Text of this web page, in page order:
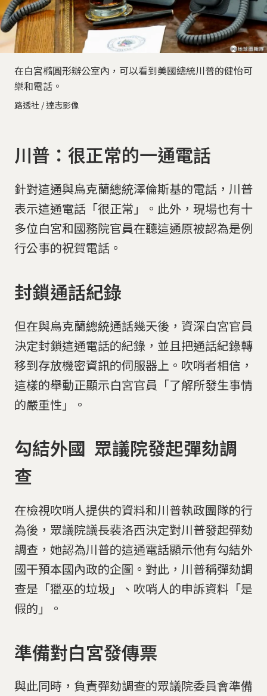
在白宮橢圓形辦公室內，可以看到美國總統川普的健怡可
樂和電話。
路透社 / 達志影像
川普：很正常的一通電話
針對這通與烏克蘭總統澤倫斯基的電話，川普
表示這通電話「很正常」。此外，現場也有十
多位白宮和國務院官員在聽這通原被認為是例
行公事的祝賀電話。
封鎖通話紀錄
但在與烏克蘭總統通話幾天後，資深白宮官員
決定封鎖這通電話的紀錄，並且把通話紀錄轉
移到存放機密資訊的伺服器上。吹哨者相信，
這樣的舉動正顯示白宮官員「了解所發生事情
的嚴重性」。
勾結外國 眾議院發起彈劾調
查
在檢視吹哨人提供的資料和川普執政團隊的行
為後，眾議院議長裴洛西決定對川普發起彈劾
調查，她認為川普的這通電話顯示他有勾結外
國干預本國內政的企圖。對此，川普稱彈劾調
查是「獵巫的垃圾」、吹哨人的申訴資料「是
假的」。
準備對白宮發傳票
與此同時，負責彈劾調查的眾議院委員會準備